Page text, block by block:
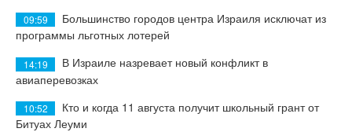
09:59
Большинство городов центра Израиля исключат из
программы льготных лотерей
14:19
В Израиле назревает новый конфликт в
авиаперевозках
10:52
Кто и когда 11 августа получит школьный грант от
Битуах Леуми